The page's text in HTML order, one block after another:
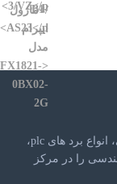
سروو صنعت مرکز تعمیرات تخصصی برق صنعتی، انواع برد های plc،
را در مرکز